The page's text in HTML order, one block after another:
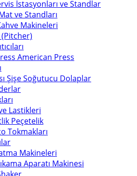
İstasyonları ve Standlar
ve Standları
Makineleri
American Press
Şişe Soğutucu Dolaplar
Lastikleri
Peçetelik
Tokmakları
Makineleri
Aparatı Makinesi